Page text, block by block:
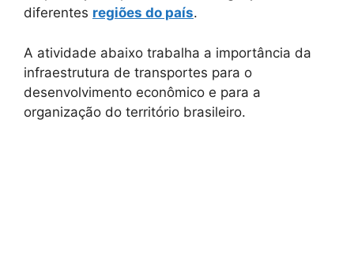
diferentes regiões do país.
A atividade abaixo trabalha a importância da
infraestrutura de transportes para o
desenvolvimento econômico e para a
organização do território brasileiro.